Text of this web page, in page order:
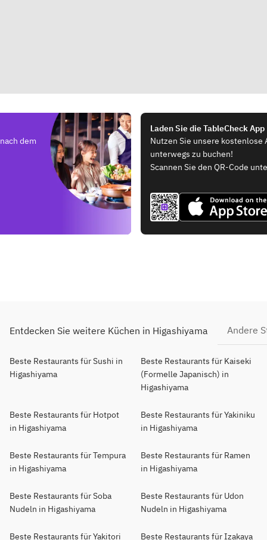
dem
Laden Sie die TableCheck
Nutzen Sie unsere kostenlose
unterwegs zu buchen!
Scannen Sie den QR-Code
Entdecken Sie weitere Küchen in Higashiyama Andere
Beste Restaurants für Sushi in
Higashiyama
Beste Restaurants für Kaiseki
(Formelle Japanisch) in
Higashiyama
Beste Restaurants für Hotpot
in Higashiyama
Beste Restaurants für Yakiniku
in Higashiyama
Beste Restaurants für Tempura
in Higashiyama
Beste Restaurants für Ramen
in Higashiyama
Beste Restaurants für Soba
Nudeln in Higashiyama
Beste Restaurants für Udon
Nudeln in Higashiyama
Beste Restaurants für Yakitori Beste Restaurants für Izakaya